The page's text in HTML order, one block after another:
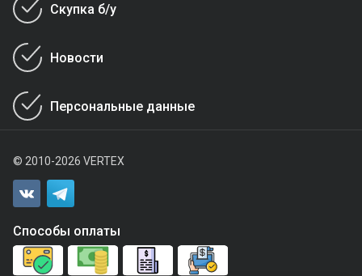
Скупка б/у
Новости
Персональные данные
© 2010-2026 VERTEX
Способы оплаты